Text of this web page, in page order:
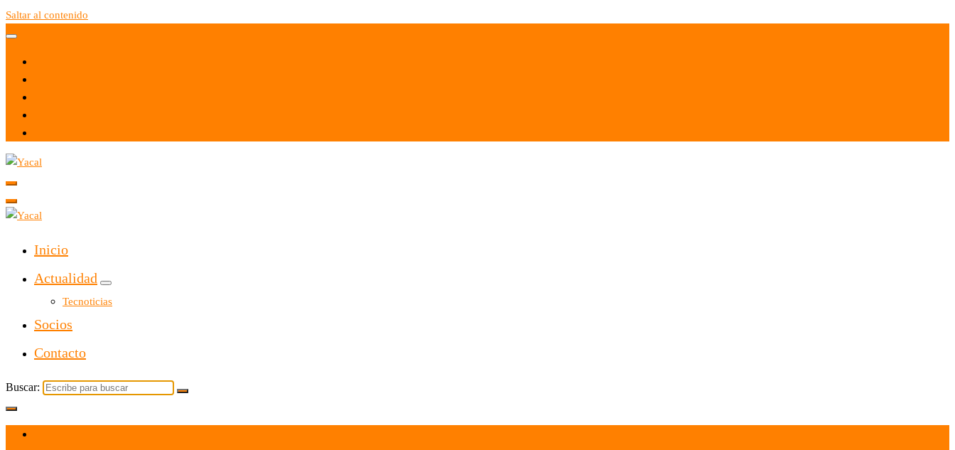
Saltar al contenido
Yacal micro hosting
Inicio
Actualidad
Tecnoticias
Socios
Contacto
Buscar: